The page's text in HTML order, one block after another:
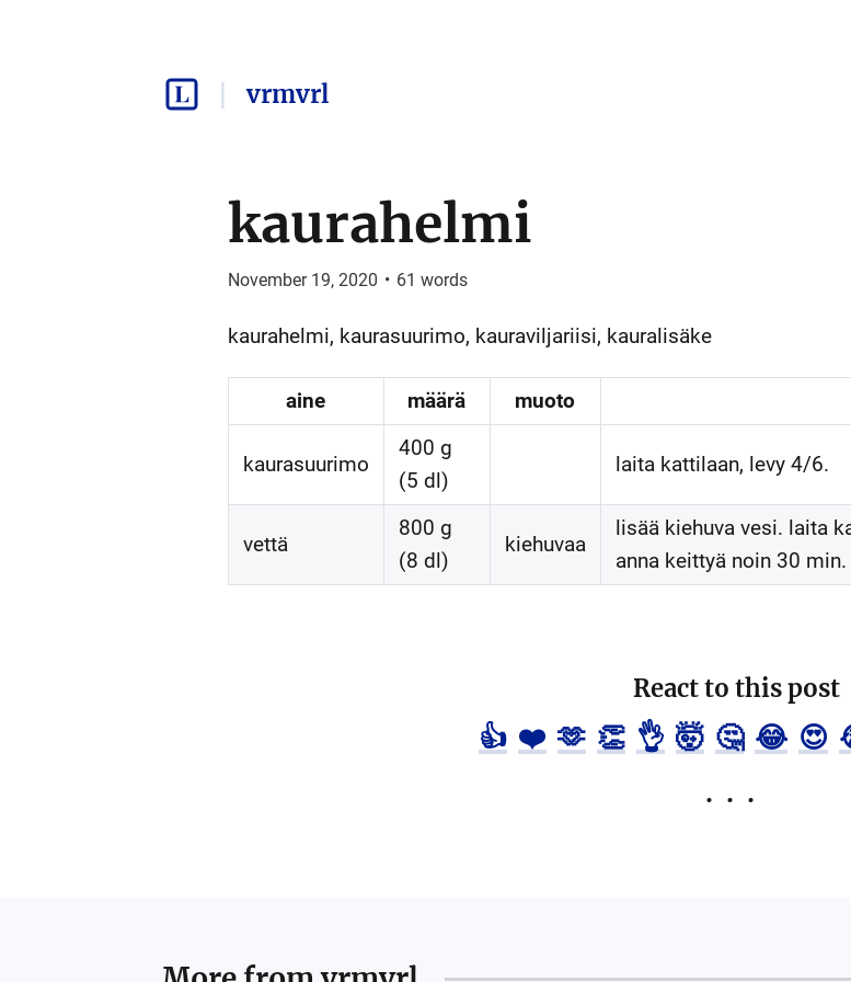
vrmvrl
kaurahelmi
November 19, 2020 • 61 words
kaurahelmi, kaurasuurimo, kauraviljariisi, kauralisäke
aine määrä muoto
kaurasuurimo
400 g
(5 dl)
laita kattilaan, levy 4/6.
vettä
800 g
(8 dl)
kiehuvaa
lisää kiehuva vesi. laita
anna keittyä noin 30 min.
React to this post
👍 ❤️ 🫶 👏 👌 🤯 🤔 😂 😍